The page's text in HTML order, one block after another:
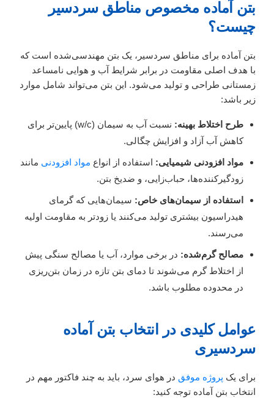
بتن آماده مخصوص مناطق سردسیر
چیست؟
بتن آماده برای مناطق سردسیر، یک بتن مهندسی‌شده است که
با هدف اصلی مقاومت در برابر شرایط آب و هوایی نامساعد
زمستانی طراحی و تولید می‌شود. این بتن می‌تواند شامل موارد
زیر باشد:
طرح اختلاط بهینه:
نسبت آب به سیمان (w/c) پایین‌تر برای
کاهش آب آزاد و افزایش چگالی.
مواد افزودنی شیمیایی: استفاده از انواع مواد افزودنی مانند
زودگیرکننده‌ها، حباب‌زایی، و ضدیخ بتن.
استفاده از سیمان‌های خاص: سیمان‌هایی که گرمای
هیدراسیون بیشتری تولید می‌کنند یا زودتر به مقاومت اولیه
می‌رسند.
مصالح گرم‌شده: در برخی موارد، آب یا مصالح سنگی پیش
از اختلاط گرم می‌شوند تا دمای بتن تازه در زمان بتن‌ریزی
در محدوده مطلوب باشد.
عوامل کلیدی در انتخاب بتن آماده
سردسیری
برای یک پروژه موفق در هوای سرد، باید به چند فاکتور مهم در
انتخاب بتن آماده توجه کنید: